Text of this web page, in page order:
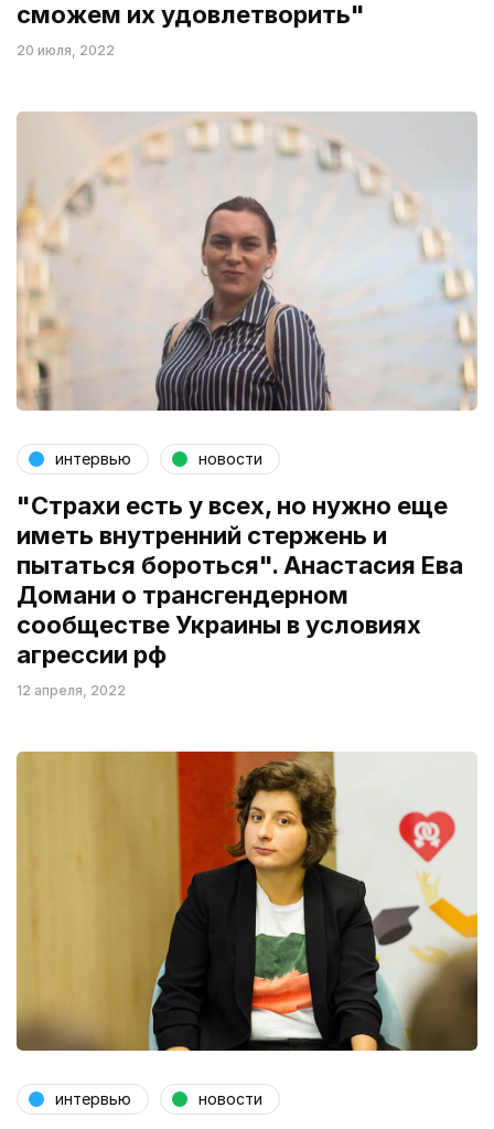
сможем их удовлетворить"
20 июля, 2022
интервью новости
"Страхи есть у всех, но нужно еще
иметь внутренний стержень и
пытаться бороться". Анастасия Ева
Домани о трансгендерном
сообществе Украины в условиях
агрессии рф
12 апреля, 2022
интервью новости